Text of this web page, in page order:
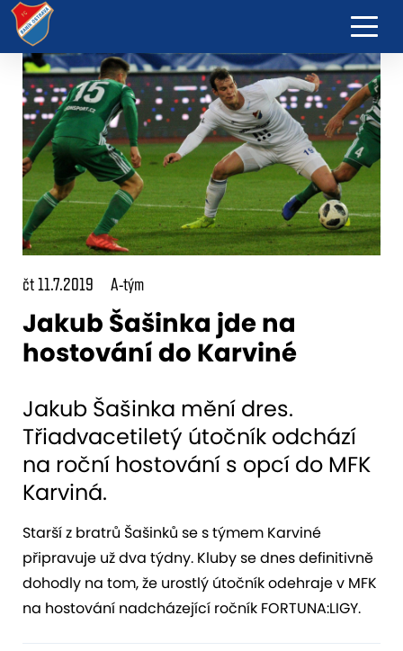
čt 11.7.2019 A-tým
Jakub Šašinka jde na
hostování do Karviné
Jakub Šašinka mění dres.
Třiadvacetiletý útočník odchází
na roční hostování s opcí do MFK
Karviná.
Starší z bratrů Šašinků se s týmem Karviné
připravuje už dva týdny. Kluby se dnes definitivně
dohodly na tom, že urostlý útočník odehraje v MFK
na hostování nadcházející ročník FORTUNA:LIGY.